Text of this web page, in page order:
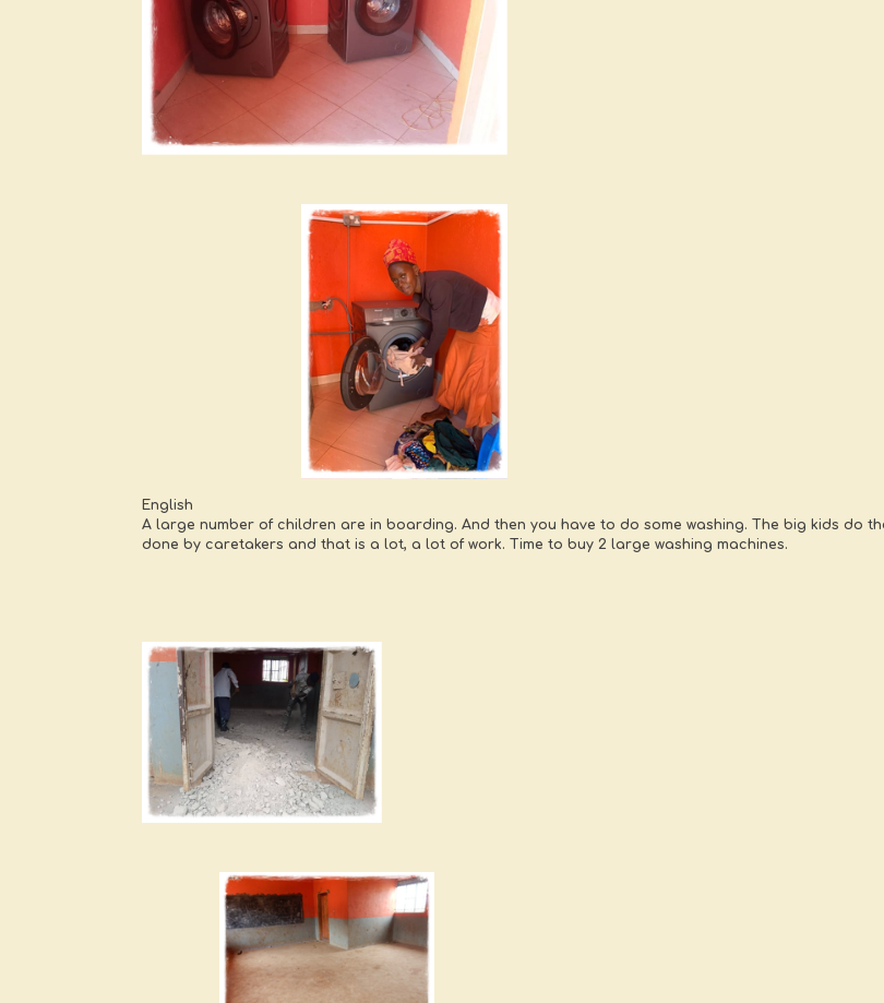
English
A large number of children are in boarding. And then you have to do some washing. The big kids do
done by caretakers and that is a lot, a lot of work. Time to buy 2 large washing machines.